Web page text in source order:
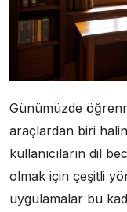
Günümüzde
araçlardan biri
kullanıcıların dil
olmak için çeşitli
uygulamalar bu